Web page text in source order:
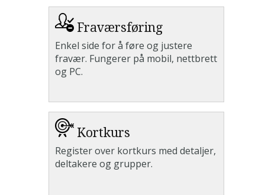
Fraværsføring
Enkel side for å føre og justere
fravær. Fungerer på mobil, nettbrett
og PC.
Kortkurs
Register over kortkurs med detaljer,
deltakere og grupper.